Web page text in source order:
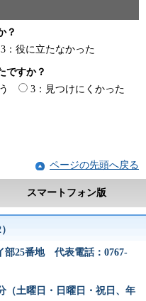
？
3：役に立たなかった
ですか？
3：見つけにくかった
ページの先頭へ戻る
スマートフォン版
）
部25番地 代表電話：0767-
（土曜日・日曜日・祝日、年